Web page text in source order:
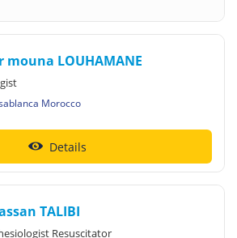
mouna LOUHAMANE
Morocco
Details
TALIBI
Resuscitator